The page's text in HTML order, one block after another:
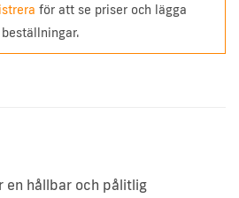
för att se priser och lägga
beställningar.
en hållbar och pålitlig